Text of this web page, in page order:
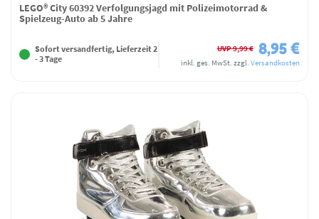
LEGO® City 60392 Verfolgungsjagd mit Polizeimotorrad &
Spielzeug-Auto ab 5 Jahre
Sofort versandfertig, Lieferzeit 2
- 3 Tage
UVP 9,99 € 8,95 €
inkl. ges. MwSt. zzgl. Versandkosten